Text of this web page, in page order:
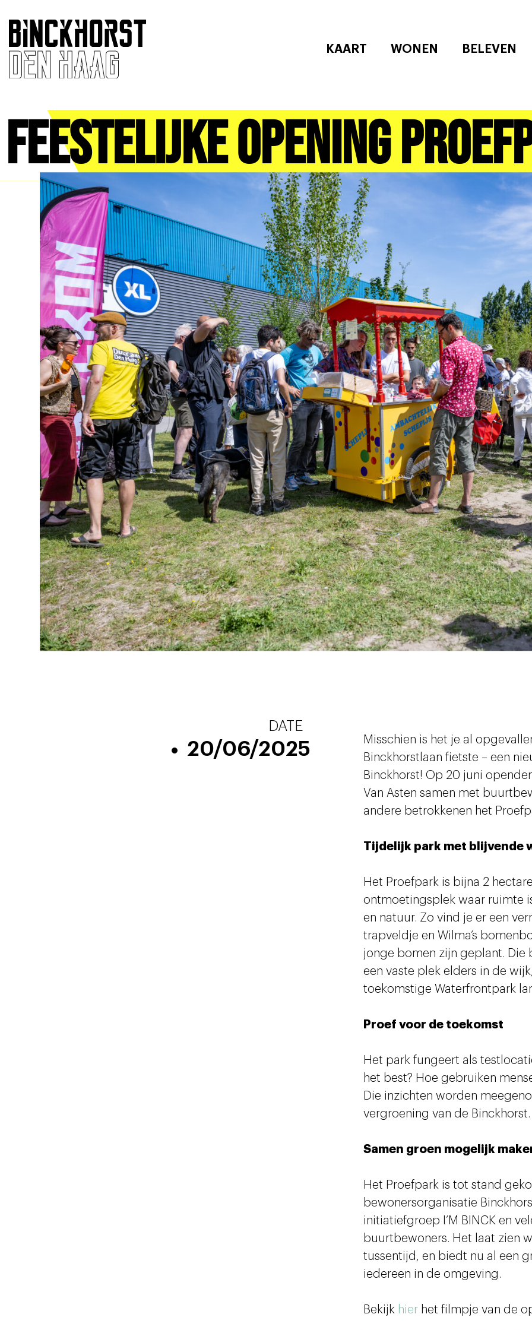
KAART WONEN BELEVEN
Feestelijke opening
DATE
20/06/2025
Misschien is het je al
Binckhorstlaan fietste – een
Binckhorst! Op 20 juni
Van Asten samen met
andere betrokkenen het
Tijdelijk park met blijvende
Het Proefpark is bijna 2
ontmoetingsplek waar ruimte
en natuur. Zo vind je er een
trapveldje en Wilma’s
jonge bomen zijn geplant.
een vaste plek elders in de
toekomstige Waterfrontpark
Proef voor de toekomst
Het park fungeert als
het best? Hoe gebruiken
Die inzichten worden
vergroening van de Binckhorst.
Samen groen mogelijk
Het Proefpark is tot stand
bewonersorganisatie
initiatiefgroep I’M BINCK en
buurtbewoners. Het laat zien
tussentijd, en biedt nu al een
iedereen in de omgeving.
Bekijk hier het filmpje van de